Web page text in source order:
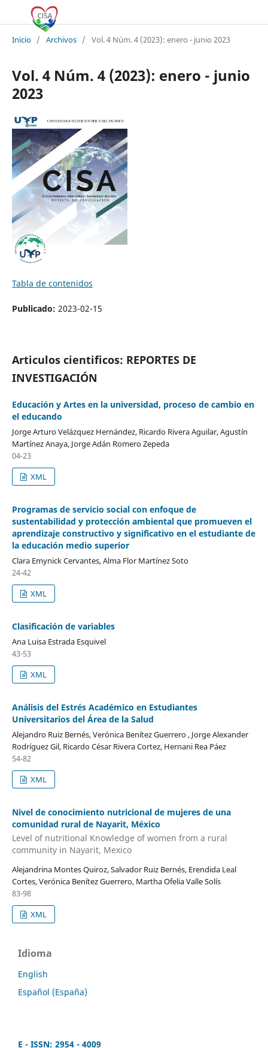
Inicio / Archivos / Vol. 4 Núm. 4 (2023): enero - junio 2023
Vol. 4 Núm. 4 (2023): enero - junio
2023
Tabla de contenidos
Publicado: 2023-02-15
Articulos cientificos: REPORTES DE
INVESTIGACIÓN
Educación y Artes en la universidad, proceso de cambio en
el educando
Jorge Arturo Velázquez Hernández, Ricardo Rivera Aguilar, Agustín
Martínez Anaya, Jorge Adán Romero Zepeda
04-23
XML
Programas de servicio social con enfoque de
sustentabilidad y protección ambiental que promueven el
aprendizaje constructivo y significativo en el estudiante de
la educación medio superior
Clara Emynick Cervantes, Alma Flor Martínez Soto
24-42
XML
Clasificación de variables
Ana Luisa Estrada Esquivel
43-53
XML
Análisis del Estrés Académico en Estudiantes
Universitarios del Área de la Salud
Alejandro Ruiz Bernés, Verónica Benítez Guerrero , Jorge Alexander
Rodríguez Gil, Ricardo César Rivera Cortez, Hernani Rea Páez
54-82
XML
Nivel de conocimiento nutricional de mujeres de una
comunidad rural de Nayarit, México
Level of nutritional Knowledge of women from a rural
community in Nayarit, Mexico
Alejandrina Montes Quiroz, Salvador Ruiz Bernés, Erendida Leal
Cortes, Verónica Benítez Guerrero, Martha Ofelia Valle Solís
83-98
XML
Idioma
English
Español (España)
E - ISSN: 2954 - 4009